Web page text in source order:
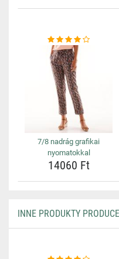
7/8 nadrág grafikai
nyomatokkal
14060 Ft
INNE PRODUKTY